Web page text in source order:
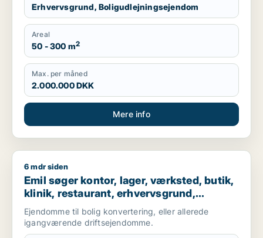
Erhvervsgrund, Boligudlejningsejendom
Areal
50 - 300 m2
Max. per måned
2.000.000 DKK
Mere info
Emil søger kontor, lager, værksted, butik, klinik,
6 mdr siden
Emil søger kontor, lager, værksted, butik,
klinik, restaurant, erhvervsgrund,
boligudlejningsejendom, hotel,
produktionslokaler eller garage til salg i
Nordsjælland
Ejendomme til bolig konvertering, eller allerede
igangværende driftsejendomme.